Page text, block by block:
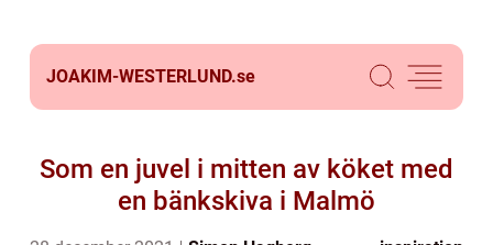
JOAKIM-WESTERLUND.se
Som en juvel i mitten av köket med
en bänkskiva i Malmö